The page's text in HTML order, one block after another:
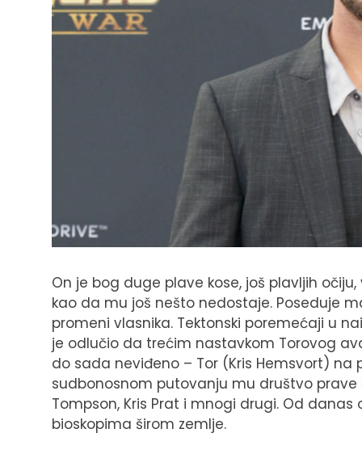
On je bog duge plave kose, još plavljih
kao da mu još nešto nedostaje. Poseduje
promeni vlasnika. Tektonski poremećaji u
je odlučio da trećim nastavkom Torovog
do sada neviđeno – Tor (Kris Hemsvort)
sudbonosnom putovanju mu društvo prave
Tompson, Kris Prat i mnogi drugi. Od
bioskopima širom zemlje.